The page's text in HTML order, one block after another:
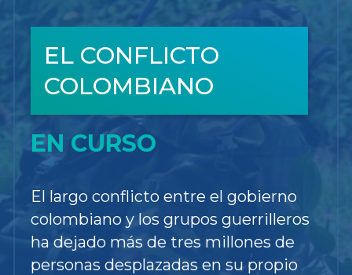
EL CONFLICTO
COLOMBIANO
EN CURSO
El largo conflicto entre el gobierno
colombiano y los grupos guerrilleros
ha dejado más de tres millones de
personas desplazadas en su propio